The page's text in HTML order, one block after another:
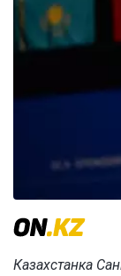
Казахстанка